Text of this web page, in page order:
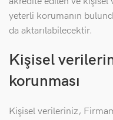
yeterli korumanın
da aktarılabilecektir.
Kişisel
korunması
Kişisel verileriniz,